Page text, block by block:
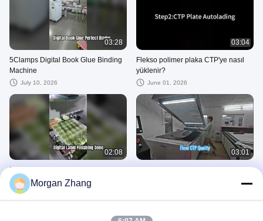
03:28
5Clamps Digital Book Glue Binding
Machine
July 10, 2026
03:04
Flekso polimer plaka CTP'ye nasıl
yüklenir?
June 01, 2026
02:08
Dijital Etiket Baskı Kalıp Kesme
Makinası
May 29, 2026
03:01
Morgan Zhang